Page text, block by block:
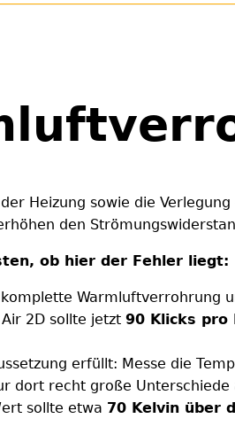
Heizung sowie die
den
ob hier der Fehler liegt:
Warmluftverrohrung
2D sollte jetzt 90 Klicks pro
erfüllt: Messe die
dort recht große
sollte etwa 70 Kelvin über